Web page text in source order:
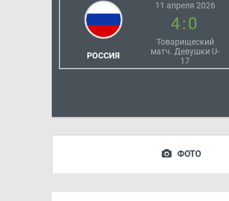
РОССИЯ
11 апреля 2026
4:0
Товарищеский
матч. Девушки U-
17
ФОТО